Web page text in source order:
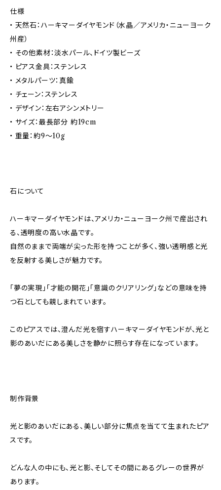
仕様
• 天然石：ハーキマーダイヤモンド（水晶／アメリカ・ニューヨーク
州産）
• その他素材：淡水パール、ドイツ製ビーズ
• ピアス金具：ステンレス
• メタルパーツ：真鍮
• チェーン：ステンレス
• デザイン：左右アシンメトリー
• サイズ：最長部分 約19cm
• 重量：約9〜10g
石について
ハーキマーダイヤモンドは、アメリカ・ニューヨーク州で産出され
る、透明度の高い水晶です。
自然のままで両端が尖った形を持つことが多く、強い透明感と光
を反射する美しさが魅力です。
「夢の実現」「才能の開花」「意識のクリアリング」などの意味を持
つ石としても親しまれています。
このピアスでは、澄んだ光を宿すハーキマーダイヤモンドが、光と
影のあいだにある美しさを静かに照らす存在になっています。
制作背景
光と影のあいだにある、美しい部分に焦点を当てて生まれたピア
スです。
どんな人の中にも、光と影、そしてその間にあるグレーの世界が
あります。